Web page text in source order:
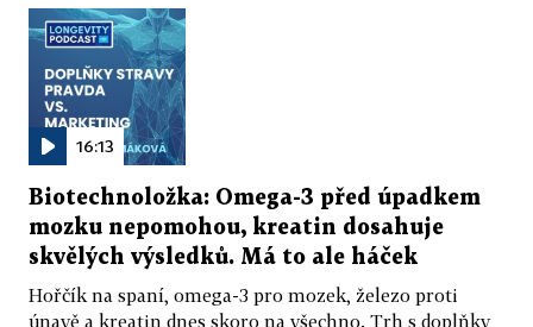
16:13
Biotechnoložka: Omega-3 před úpadkem
mozku nepomohou, kreatin dosahuje
skvělých výsledků. Má to ale háček
Hořčík na spaní, omega-3 pro mozek, železo proti
únavě a kreatin dnes skoro na všechno. Trh s doplňky